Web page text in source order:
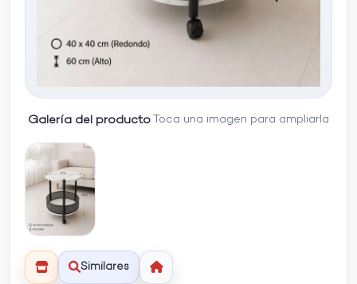
Galería del producto Toca una imagen para ampliarla
Similares